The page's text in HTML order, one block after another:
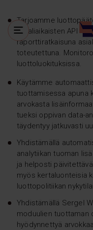
Tarjoamme
reaaliaikaisten API
raporttiratkaisuna
toteutettuna.
luottoluokituksissa.
Käytämme
tuottamisessa apuna
arvokasta
tueksi oppivan data-
täydentyy jatkuvasti
Yhdistämällä
analytiikan tuoman
ja helposti
myös kertaluonteisia
luottopolitiikan
Yhdistämällä Sergel
moduulien tuottaman
hyödynnettyä